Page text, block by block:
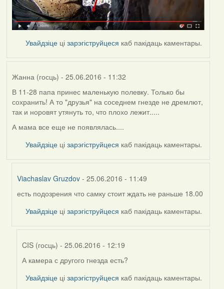
Увайдзіце цізарэгіструйцеся каб пакідаць каментары.
Жанна (госць) - 25.06.2016 - 11:32
В 11-28 папа принес маленькую полевку. Только бы
сохранить! А то "друзья" на соседнем гнезде не дремлют,
так и норовят утянуть то, что плохо лежит.....
А мама все еще не появлялась....
Увайдзіце цізарэгіструйцеся каб пакідаць каментары.
Viachaslav Gruzdov - 25.06.2016 - 11:49
In
reply
by
(госць)
есть подозрения что самку стоит ждать не раньше 18.00
Увайдзіце цізарэгіструйцеся каб пакідаць каментары.
CIS (госць) - 25.06.2016 - 12:19
In
reply
А камера с другого гнезда есть?
Увайдзіце цізарэгіструйцеся каб пакідаць каментары.